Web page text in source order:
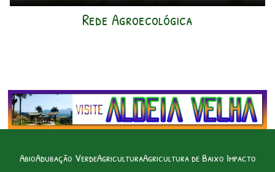
Rede Agroecológica
AbioAdubação VerdeAgriculturaAgricultura de Baixo Impacto